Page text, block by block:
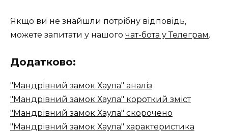
Якщо ви не знайшли потрібну відповідь,
можете запитати у нашого чат-бота у Телеграм.
Додатково:
"Мандрівний замок Хаула" аналіз
"Мандрівний замок Хаула" короткий зміст
"Мандрівний замок Хаула" скорочено
"Мандрівний замок Хаула" характеристика